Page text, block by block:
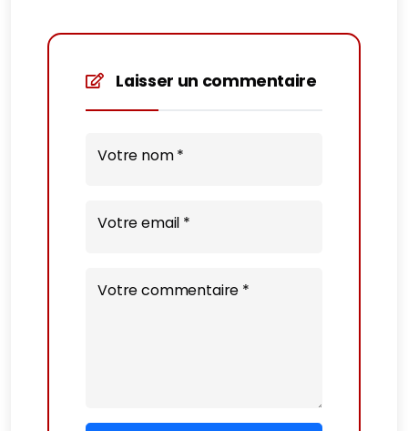
Laisser un commentaire
Votre nom *
Votre email *
Votre commentaire *